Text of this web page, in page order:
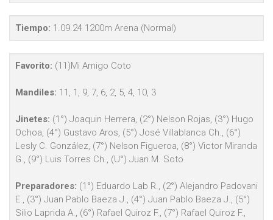
Tiempo: 1.09.24 1200m Arena (Normal)
Favorito: (11)Mi Amigo Coto
Mandiles: 11, 1, 9, 7, 6, 2, 5, 4, 10, 3
Jinetes: (1°) Joaquin Herrera, (2°) Nelson Rojas, (3°) Hugo
Ochoa, (4°) Gustavo Aros, (5°) José Villablanca Ch., (6°)
Lesly C. González, (7°) Nelson Figueroa, (8°) Victor Miranda
G., (9°) Luis Torres Ch., (U°) Juan.M. Soto
Preparadores: (1°) Eduardo Lab R., (2°) Alejandro Padovani
E., (3°) Juan Pablo Baeza J., (4°) Juan Pablo Baeza J., (5°)
Silio Laprida A., (6°) Rafael Quiroz F., (7°) Rafael Quiroz F.,